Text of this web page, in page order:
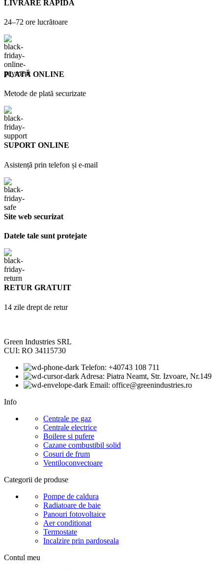
LIVRARE RAPIDĂ
24–72 ore lucrătoare
PLATĂ ONLINE
Metode de plată securizate
SUPORT ONLINE
Asistență prin telefon și e-mail
Site web securizat
Datele tale sunt protejate
RETUR GRATUIT
14 zile drept de retur
Green Industries SRL
CUI: RO 34115730
Telefon: +40743 108 711
Adresa: Piatra Neamt, Str. Izvoare, Nr.149
Email: office@greenindustries.ro
Info
Centrale pe gaz
Centrale electrice
Boilere si pufere
Cazane combustibil solid
Cosuri de frum
Ventiloconvectoare
Categorii de produse
Pompe de caldura
Radiatoare de baie
Panouri fotovoltaice
Aer conditionat
Termostate
Incalzire prin pardoseala
Contul meu